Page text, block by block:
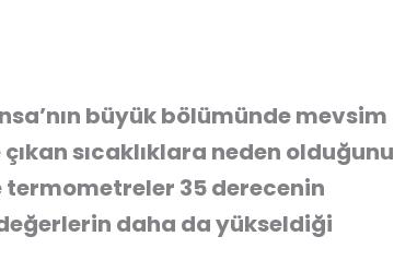
büyük bölümünde mevsim
sıcaklıklara neden olduğunu
35 derecenin
daha da yükseldiği